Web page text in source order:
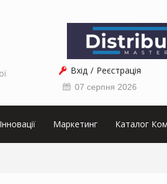
Вхід Реєстрація
07 серпня 2026
Інновації Маркетинг Каталог